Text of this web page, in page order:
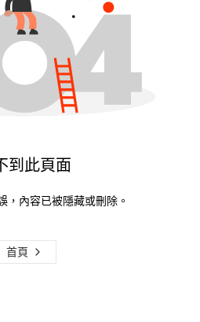
到此頁面
，內容已被隱藏或刪除。
首頁